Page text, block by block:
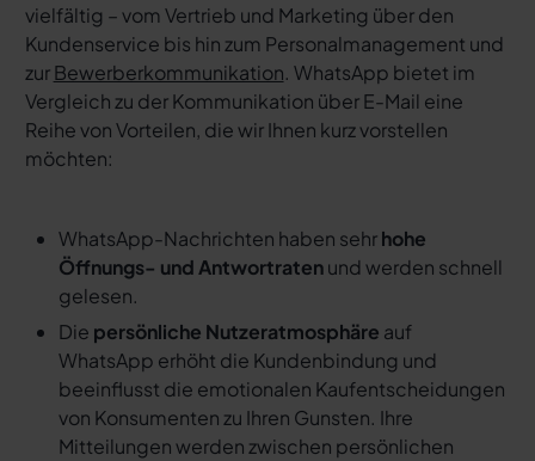
vielfältig – vom Vertrieb und Marketing über den
Kundenservice bis hin zum Personalmanagement und
zurBewerberkommunikation. WhatsApp bietet im
Vergleich zu der Kommunikation über E-Mail eine
Reihe von Vorteilen, die wir Ihnen kurz vorstellen
möchten:
WhatsApp-Nachrichten haben sehrhohe
Öffnungs- und Antwortratenund werden schnell
gelesen.
Die persönliche Nutzeratmosphäre auf
WhatsApp erhöht die Kundenbindung und
beeinflusst die emotionalen Kaufentscheidungen
von Konsumenten zu Ihren Gunsten. Ihre
Mitteilungen werden zwischen persönlichen